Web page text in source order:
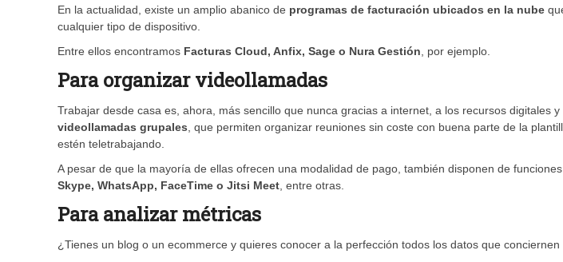
En la actualidad, existe un amplio abanico de programas de facturación ubicados en la nube
cualquier tipo de dispositivo.
Entre ellos encontramos Facturas Cloud, Anfix, Sage o Nura Gestión, por ejemplo.
Para organizar videollamadas
Trabajar desde casa es, ahora, más sencillo que nunca gracias a internet, a los recursos digitales y
videollamadas grupales, que permiten organizar reuniones sin coste con buena parte de la
estén teletrabajando.
A pesar de que la mayoría de ellas ofrecen una modalidad de pago, también disponen de
Skype, WhatsApp, FaceTime o Jitsi Meet, entre otras.
Para analizar métricas
¿Tienes un blog o un ecommerce y quieres conocer a la perfección todos los datos que